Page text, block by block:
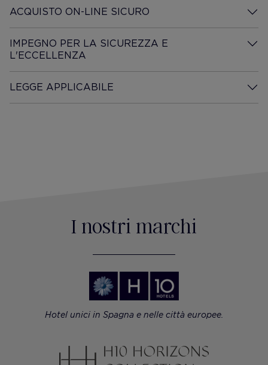
ACQUISTO ON-LINE SICURO
Desplegar información
IMPEGNO PER LA SICUREZZA E
L'ECCELLENZA
Desplegar información
LEGGE APPLICABILE
Desplegar información
I nostri marchi
Hotel unici in Spagna e nelle città europee.